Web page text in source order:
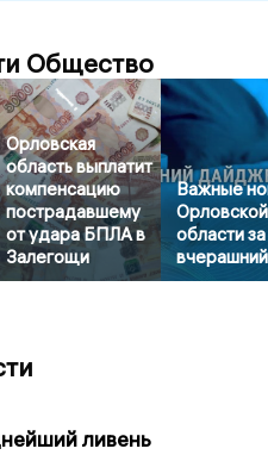
Общество
Орловская
область выплатит
компенсацию
пострадавшему
от удара БПЛА в
Залегощи
Важные
Орловской
области за
ливень